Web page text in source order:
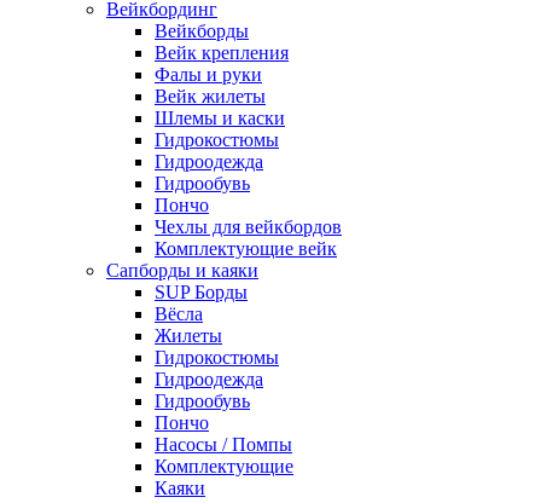
Вейкбординг
Вейкборды
Вейк крепления
Фалы и руки
Вейк жилеты
Шлемы и каски
Гидрокостюмы
Гидроодежда
Гидрообувь
Пончо
Чехлы для вейкбордов
Комплектующие вейк
Сапборды и каяки
SUP Борды
Вёсла
Жилеты
Гидрокостюмы
Гидроодежда
Гидрообувь
Пончо
Насосы / Помпы
Комплектующие
Каяки